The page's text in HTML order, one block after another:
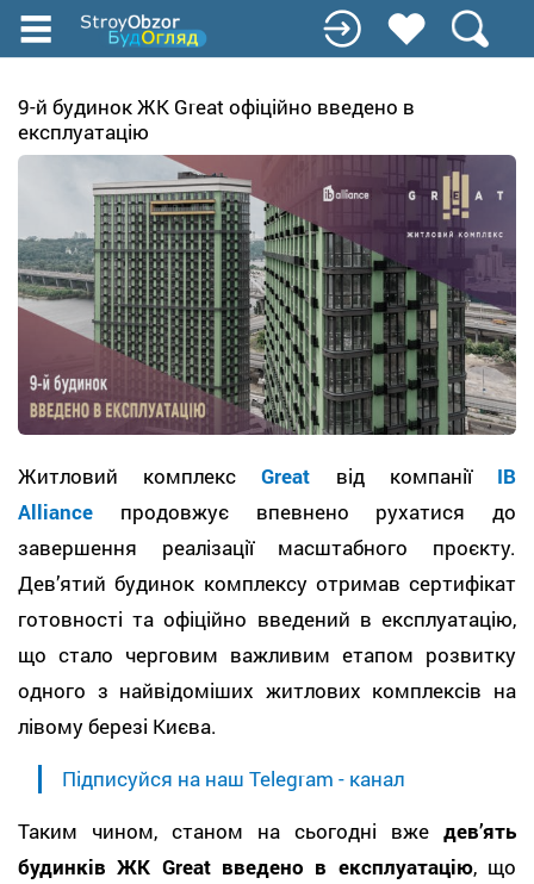
Перейти
до
вмісту
9-й будинок ЖК Great офіційно введено в
експлуатацію
Житловий комплексGreat від компанії IB
Alliance продовжує впевнено рухатися до
завершення реалізації масштабного проєкту.
Дев’ятий будинок комплексу отримав сертифікат
готовності та офіційно введений в експлуатацію,
що стало черговим важливим етапом розвитку
одного з найвідоміших житлових комплексів на
лівому березі Києва.
Підписуйся на наш Telegram - канал
Таким чином, станом на сьогодні вже дев’ять
будинків ЖК Great введено в експлуатацію, що